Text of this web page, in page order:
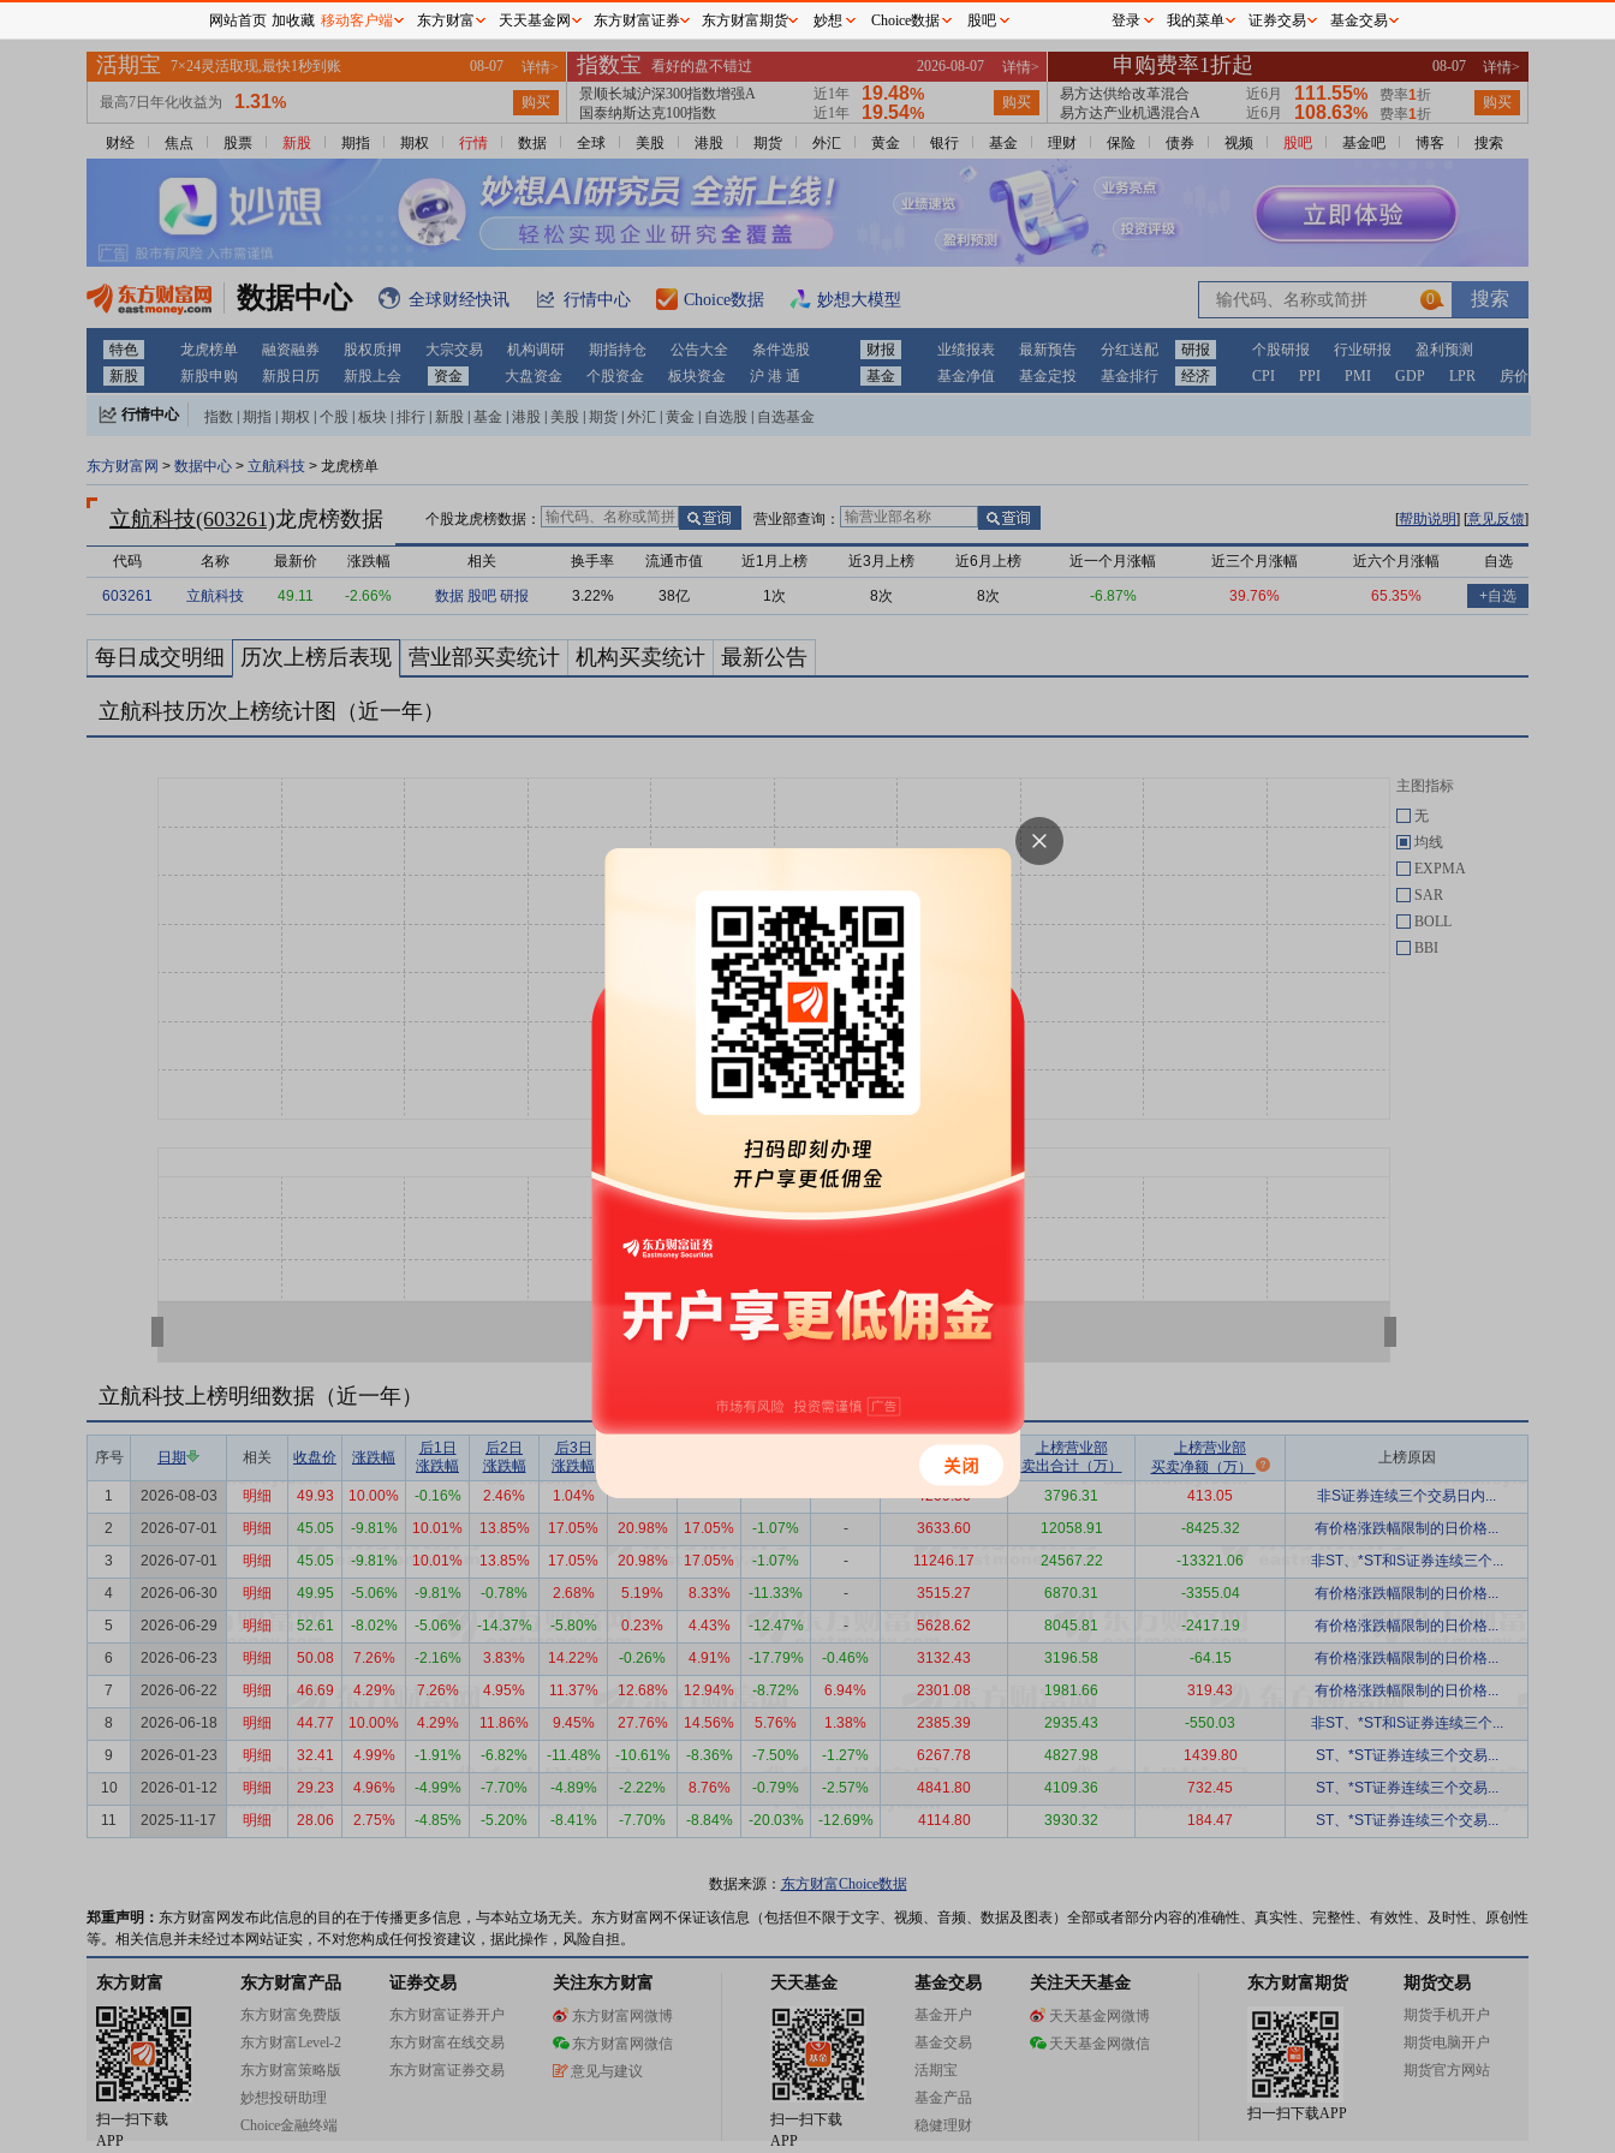
财经 焦点 股票 新股 期指 期权 行情 数据 全球 美股 港股 期货 外汇 黄金 银行 基金 理财 保险 债券 视频 股吧 基金吧 博客 搜索
数据中心 全球财经快讯 行情中心 Choice数据 妙想大模型 0
特色 龙虎榜单 融资融券 股权质押 大宗交易 机构调研 期指持仓 公告大全 条件选股 财报 业绩报表 最新预告 分红送配 研报 个股研报 行业研报
盈利预测
新股
新股申购 新股日历 新股上会 资金 大盘资金 个股资金 板块资金 沪 港 通 基金 基金净值 基金定投 基金排行 经济 CPI PPI PMI GDP LPR 房价
行情中心 指数 期指 期权 个股 板块 排行 新股 基金 港股 美股 期货 外汇 黄金 自选股 自选基金
东方财富网 > 数据中心 > 立航科技 > 龙虎榜单
立航科技(603261)龙虎榜数据 个股龙虎榜数据： 营业部查询： [帮助说明] [意见反馈]
代码 名称 最新价 涨跌幅 相关 换手率 流通市值 近1月上榜 近3月上榜 近6月上榜 近一个月涨幅 近三个月涨幅 近六个月涨幅 自选
603261 立航科技 49.11 -2.66% 数据 股吧 研报 3.22% 38亿 1次 8次 8次 -6.87% 39.76% 65.35% +自选
每日成交明细 历次上榜后表现 营业部买卖统计 机构买卖统计 最新公告
立航科技历次上榜统计图（近一年）
主图指标
无
均线
EXPMA
SAR
BOLL
BBI
立航科技上榜明细数据（近一年）
序号 日期 相关 收盘价 涨跌幅
后1日
涨跌幅
后2日
涨跌幅
后3日
涨跌幅
上榜营业部
买入合计（万）
上榜营业部
卖出合计（万）
上榜营业部
买卖净额（万）
上榜原因
1 2026-08-03 明细 49.93 10.00% -0.16% 2.46% 1.04% - - - - 4209.36 3796.31 413.05
非S证券连续三个交易日内...
2
2026-07-01 明细 45.05 -9.81% 10.01% 13.85% 17.05% 20.98% 17.05% -1.07% - 3633.60 12058.91 -8425.32
有价格涨跌幅限制的日价格...
3
2026-07-01 明细 45.05 -9.81% 10.01% 13.85% 17.05% 20.98% 17.05% -1.07% - 11246.17 24567.22 -13321.06
非ST、*ST和S证券连续三个...
4
2026-06-30 明细 49.95 -5.06% -9.81% -0.78% 2.68% 5.19% 8.33% -11.33% - 3515.27 6870.31 -3355.04
有价格涨跌幅限制的日价格...
5
2026-06-29 明细 52.61 -8.02% -5.06% -14.37% -5.80% 0.23% 4.43% -12.47% - 5628.62 8045.81 -2417.19
有价格涨跌幅限制的日价格...
6
2026-06-23 明细 50.08 7.26% -2.16% 3.83% 14.22% -0.26% 4.91% -17.79% -0.46% 3132.43 3196.58 -64.15
有价格涨跌幅限制的日价格...
7
2026-06-22 明细 46.69 4.29% 7.26% 4.95% 11.37% 12.68% 12.94% -8.72% 6.94% 2301.08 1981.66 319.43
有价格涨跌幅限制的日价格...
8
2026-06-18 明细 44.77 10.00% 4.29% 11.86% 9.45% 27.76% 14.56% 5.76% 1.38% 2385.39 2935.43 -550.03
非ST、*ST和S证券连续三个...
9
2026-01-23 明细 32.41 4.99% -1.91% -6.82% -11.48% -10.61% -8.36% -7.50% -1.27% 6267.78 4827.98 1439.80
ST、*ST证券连续三个交易...
10
2026-01-12 明细 29.23 4.96% -4.99% -7.70% -4.89% -2.22% 8.76% -0.79% -2.57% 4841.80 4109.36 732.45
ST、*ST证券连续三个交易...
11
2025-11-17 明细 28.06 2.75% -4.85% -5.20% -8.41% -7.70% -8.84% -20.03% -12.69% 4114.80 3930.32 184.47 ST、*ST证券连续三个交易...
数据来源： 东方财富Choice数据
郑重声明： 东方财富网发布此信息的目的在于传播更多信息，与本站立场无关。东方财富网不保证该信息（包括但不限于文字、视频、音频、数据及图表）全部或者部分内容的准确性、真实性、完整性、有效性、及时性、原创性
等。相关信息并未经过本网站证实，不对您构成任何投资建议，据此操作，风险自担。
网站首页 加收藏 移动客户端 东方财富 天天基金网 东方财富证券 东方财富期货 妙想 Choice数据 股吧 登录 我的菜单 证券交易 基金交易